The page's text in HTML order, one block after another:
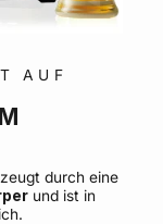
AUF
durch eine
und ist in